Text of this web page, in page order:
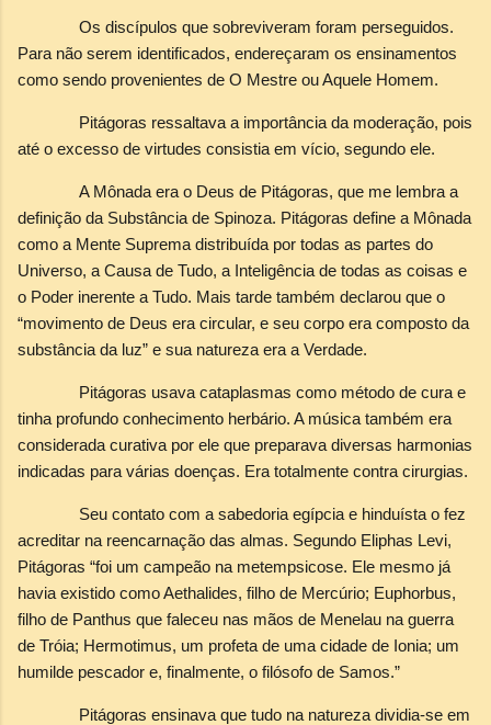
Os discípulos que sobreviveram foram perseguidos.
Para não serem identificados, endereçaram os ensinamentos
como sendo provenientes de O Mestre ou Aquele Homem.
Pitágoras ressaltava a importância da moderação, pois
até o excesso de virtudes consistia em vício, segundo ele.
A Mônada era o Deus de Pitágoras, que me lembra a
definição da Substância de Spinoza. Pitágoras define a Mônada
como a Mente Suprema distribuída por todas as partes do
Universo, a Causa de Tudo, a Inteligência de todas as coisas e
o Poder inerente a Tudo. Mais tarde também declarou que o
“movimento de Deus era circular, e seu corpo era composto da
substância da luz” e sua natureza era a Verdade.
Pitágoras usava cataplasmas como método de cura e
tinha profundo conhecimento herbário. A música também era
considerada curativa por ele que preparava diversas harmonias
indicadas para várias doenças. Era totalmente contra cirurgias.
Seu contato com a sabedoria egípcia e hinduísta o fez
acreditar na reencarnação das almas. Segundo Eliphas Levi,
Pitágoras “foi um campeão na metempsicose. Ele mesmo já
havia existido como Aethalides, filho de Mercúrio; Euphorbus,
filho de Panthus que faleceu nas mãos de Menelau na guerra
de Tróia; Hermotimus, um profeta de uma cidade de Ionia; um
humilde pescador e, finalmente, o filósofo de Samos.”
Pitágoras ensinava que tudo na natureza dividia-se em